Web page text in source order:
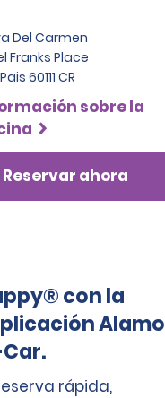
Del Carmen
Franks Place
60111 CR
sobre la
Reservar ahora
con la
Alamo
rápida,